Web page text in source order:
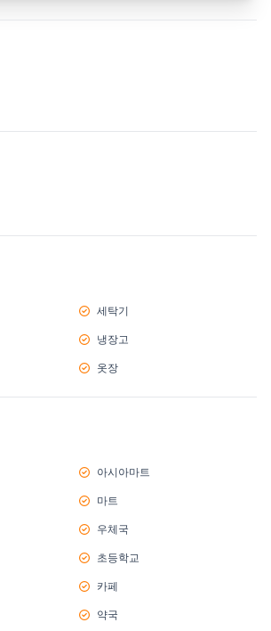
세탁기
냉장고
옷장
아시아마트
마트
우체국
초등학교
카페
약국